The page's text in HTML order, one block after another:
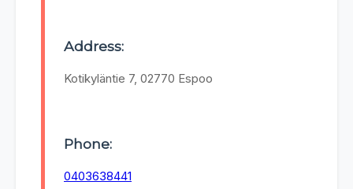
Address:
Kotikyläntie 7, 02770 Espoo
Phone:
0403638441